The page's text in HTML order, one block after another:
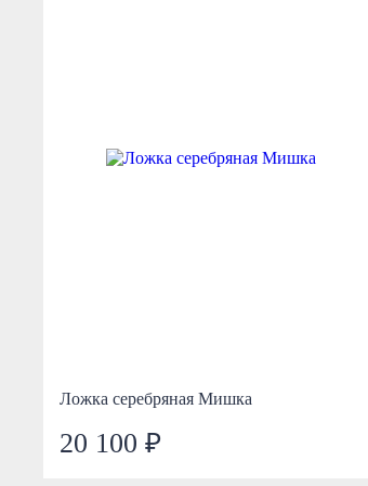
Ложка серебряная Мишка
20 100 ₽